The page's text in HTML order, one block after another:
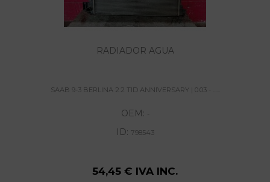
RADIADOR AGUA
SAAB 9-3 BERLINA 2.2 TID ANNIVERSARY | 0.03 - ......
OEM: -
ID: 798543
54,45 € IVA INC.